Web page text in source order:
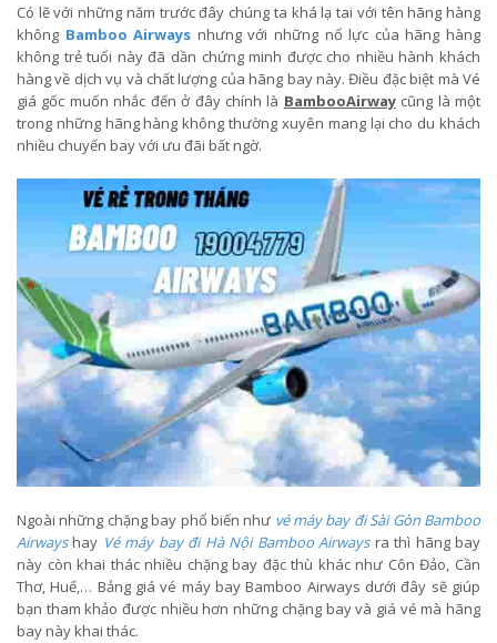
Có lẽ với những năm trước đây chúng ta khá lạ tai với tên hãng hàng
không Bamboo Airways nhưng với những nổ lực của hãng hàng
không trẻ tuổi này đã dần chứng minh được cho nhiều hành khách
hàng về dịch vụ và chất lượng của hãng bay này. Điều đặc biệt mà Vé
giá gốc muốn nhắc đến ở đây chính là BambooAirwaycũng là một
trong những hãng hàng không thường xuyên mang lại cho du khách
nhiều chuyến bay với ưu đãi bất ngờ.
Ngoài những chặng bay phổ biến như vé máy bay đi Sài Gòn Bamboo
Airwayshay Vé máy bay đi Hà Nội Bamboo Airwaysra thì hãng bay
này còn khai thác nhiều chặng bay đặc thù khác như Côn Đảo, Cần
Thơ, Huế,… Bảng giá vé máy bay Bamboo Airways dưới đây sẽ giúp
bạn tham khảo được nhiều hơn những chặng bay và giá vé mà hãng
bay này khai thác.